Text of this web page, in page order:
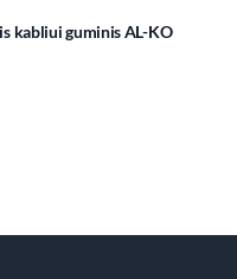
kabliui guminis AL-KO